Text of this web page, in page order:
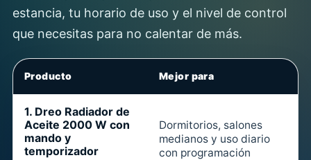
estancia, tu horario de uso y el nivel de control
que necesitas para no calentar de más.
Producto Mejor para
1. Dreo Radiador de
Aceite 2000 W con
mando y
temporizador
Dormitorios, salones
medianos y uso diario
con programación